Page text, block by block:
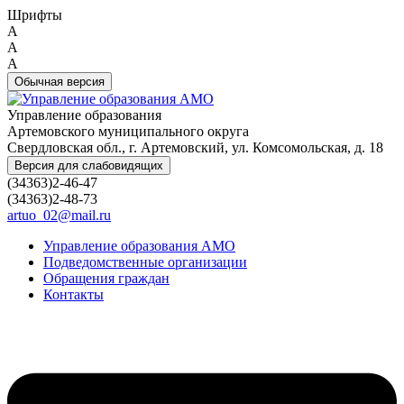
Шрифты
A
A
A
Обычная версия
Управление образования
Артемовского муниципального округа
Свердловская обл., г. Артемовский, ул. Комсомольская, д. 18
Версия для слабовидящих
(34363)2-46-47
(34363)2-48-73
artuo_02@mail.ru
Управление образования АМО
Подведомственные организации
Обращения граждан
Контакты